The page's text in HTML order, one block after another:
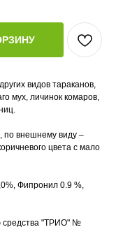
видов тараканов,
мух, личинок комаров,
по внешнему виду –
цвета с мало
Фипронил 0.9 %,
средства "ТРИО" №